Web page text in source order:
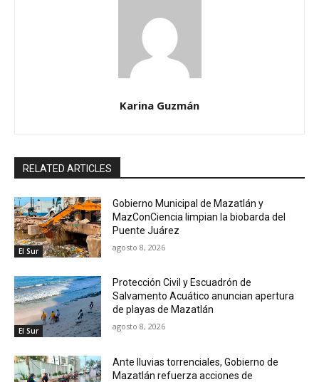
Karina Guzmán
RELATED ARTICLES
El Sur
Gobierno Municipal de Mazatlán y
MazConCiencia limpian la biobarda del
Puente Juárez
agosto 8, 2026
El Sur
Protección Civil y Escuadrón de
Salvamento Acuático anuncian apertura
de playas de Mazatlán
agosto 8, 2026
Ante lluvias torrenciales, Gobierno de
Mazatlán refuerza acciones de